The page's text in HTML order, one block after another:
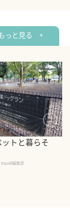
っと見る +
トと暮らそ
equall編集部